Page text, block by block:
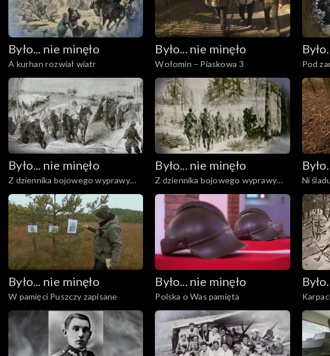
Było... nie minęło
A kurhan rozwiał wiatr
Było... nie minęło
Wołomin – Piaskowa 3 Pod
Było... nie minęło
Z dziennika bojowego wyprawy
Czechowskiego, rozdział drugi
Było... nie minęło
Z dziennika bojowego wyprawy
Czechowskiego
Ni
Było... nie minęło
W pamięci Puszczy zapisane
Było... nie minęło
Polska o Was pamięta